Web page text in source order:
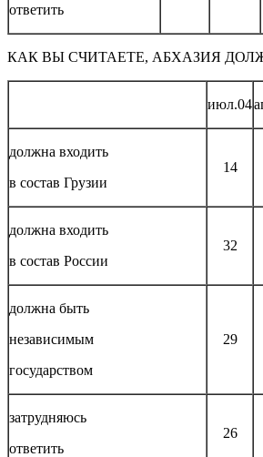
ответить
КАК ВЫ СЧИТАЕТЕ, АБХАЗИЯ
июл.04
должна входить
в состав Грузии
14
должна входить
в состав России
32
должна быть
независимым
государством
29
затрудняюсь
ответить
26